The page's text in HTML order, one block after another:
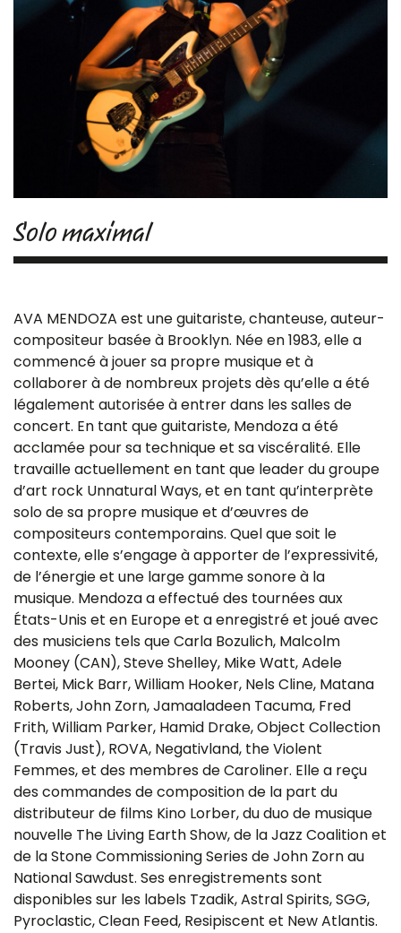
Solo maximal
AVA MENDOZA est une guitariste, chanteuse, auteur-
compositeur basée à Brooklyn. Née en 1983, elle a
commencé à jouer sa propre musique et à
collaborer à de nombreux projets dès qu’elle a été
légalement autorisée à entrer dans les salles de
concert. En tant que guitariste, Mendoza a été
acclamée pour sa technique et sa viscéralité. Elle
travaille actuellement en tant que leader du groupe
d’art rock Unnatural Ways, et en tant qu’interprète
solo de sa propre musique et d’œuvres de
compositeurs contemporains. Quel que soit le
contexte, elle s’engage à apporter de l’expressivité,
de l’énergie et une large gamme sonore à la
musique. Mendoza a effectué des tournées aux
États-Unis et en Europe et a enregistré et joué avec
des musiciens tels que Carla Bozulich, Malcolm
Mooney (CAN), Steve Shelley, Mike Watt, Adele
Bertei, Mick Barr, William Hooker, Nels Cline, Matana
Roberts, John Zorn, Jamaaladeen Tacuma, Fred
Frith, William Parker, Hamid Drake, Object Collection
(Travis Just), ROVA, Negativland, the Violent
Femmes, et des membres de Caroliner. Elle a reçu
des commandes de composition de la part du
distributeur de films Kino Lorber, du duo de musique
nouvelle The Living Earth Show, de la Jazz Coalition et
de la Stone Commissioning Series de John Zorn au
National Sawdust. Ses enregistrements sont
disponibles sur les labels Tzadik, Astral Spirits, SGG,
Pyroclastic, Clean Feed, Resipiscent et New Atlantis.